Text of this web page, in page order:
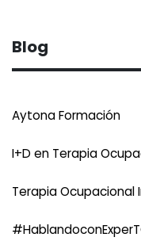
Blog
Aytona Formación
I+D en Terapia
Terapia Ocupacional